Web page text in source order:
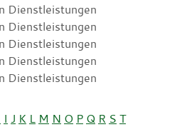
Dienstleistungen
Dienstleistungen
Dienstleistungen
Dienstleistungen
Dienstleistungen
I J K L M N O P Q R S T